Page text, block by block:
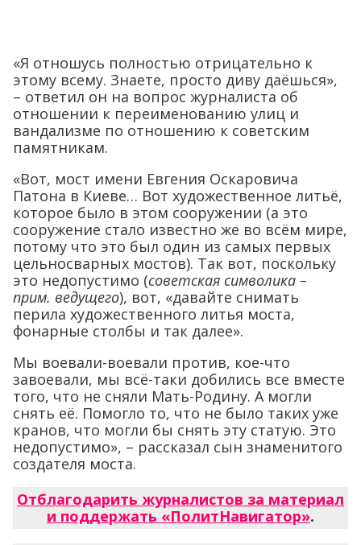
«Я отношусь полностью отрицательно к
этому всему. Знаете, просто диву даёшься»,
– ответил он на вопрос журналиста об
отношении к переименованию улиц и
вандализме по отношению к советским
памятникам.
«Вот, мост имени Евгения Оскаровича
Патона в Киеве… Вот художественное литьё,
которое было в этом сооружении (а это
сооружение стало известно же во всём мире,
потому что это был один из самых первых
цельносварных мостов). Так вот, поскольку
это недопустимо (советская символика –
прим. ведущего), вот, «давайте снимать
перила художественного литья моста,
фонарные столбы и так далее».
Мы воевали-воевали против, кое-что
завоевали, мы всё-таки добились все вместе
того, что не сняли Мать-Родину. А могли
снять её. Помогло то, что не было таких уже
кранов, что могли бы снять эту статую. Это
недопустимо», – рассказал сын знаменитого
создателя моста.
Отблагодарить журналистов за материал
и поддержать «ПолитНавигатор».